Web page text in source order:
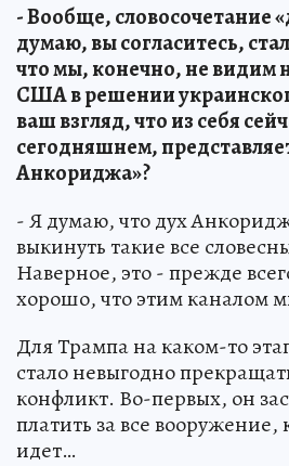
- Вообще, словосочетание
думаю, вы согласитесь,
что мы, конечно, не
США в решении
ваш взгляд, что из себя
сегодняшнем,
Анкориджа»?
- Я думаю, что дух
выкинуть такие все
Наверное, это - прежде
хорошо, что этим каналом
Для Трампа на каком-то
стало невыгодно
конфликт. Во-первых, он
платить за все вооружение,
идет…